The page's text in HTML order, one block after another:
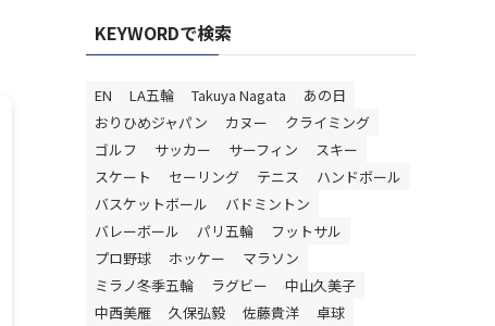
KEYWORDで検索
EN LA五輪 Takuya Nagata
あの日
おりひめジャパン
カヌー
クライミング
ゴルフ
サッカー サーフィン
スキー
スケート
セーリング テニス
ハンドボール
バスケットボール
バドミントン
バレーボール
パリ五輪
フットサル
プロ野球
ホッケー
マラソン
ミラノ冬季五輪
ラグビー
中山久美子
中西美雁
久保弘毅 佐藤貴洋
卓球